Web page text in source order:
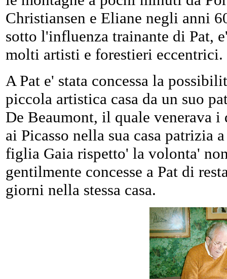
Christiansen e Eliane negli anni
sotto l'influenza trainante di Pat,
molti artisti e forestieri
A Pat e' stata concessa la
piccola artistica casa da un suo
De Beaumont, il quale venerava i
ai Picasso nella sua casa patrizia
figlia Gaia rispetto' la volonta'
gentilmente concesse a Pat di
giorni nella stessa casa.